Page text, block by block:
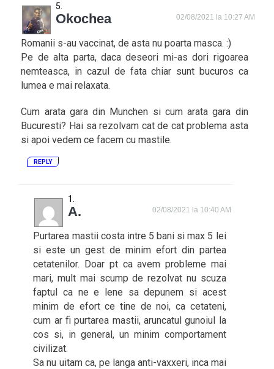
Okochea 02/08/2021 la 10:27 AM
Romanii s-au vaccinat, de asta nu poarta masca. :)
Pe de alta parta, daca deseori mi-as dori rigoarea
nemteasca, in cazul de fata chiar sunt bucuros ca
lumea e mai relaxata.
Cum arata gara din Munchen si cum arata gara din
Bucuresti? Hai sa rezolvam cat de cat problema asta
si apoi vedem ce facem cu mastile.
REPLY
A. 02/08/2021 la 10:40 AM
Purtarea mastii costa intre 5 bani si max 5 lei
si este un gest de minim efort din partea
cetatenilor. Doar pt ca avem probleme mai
mari, mult mai scump de rezolvat nu scuza
faptul ca ne e lene sa depunem si acest
minim de efort ce tine de noi, ca cetateni,
cum ar fi purtarea mastii, aruncatul gunoiul la
cos si, in general, un minim comportament
civilizat.
Sa nu uitam ca, pe langa anti-vaxxeri, inca mai